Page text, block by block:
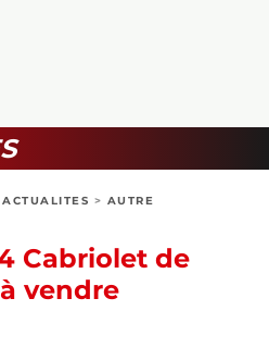
ACTUALITES > AUTRE
Cabriolet de
vendre